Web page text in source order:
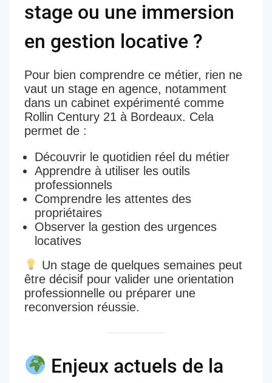
stage ou une immersion
en gestion locative ?
Pour bien comprendre ce métier, rien ne
vaut un stage en agence, notamment
dans un cabinet expérimenté comme
Rollin Century 21 à Bordeaux. Cela
permet de :
Découvrir le quotidien réel du métier
Apprendre à utiliser les outils
professionnels
Comprendre les attentes des
propriétaires
Observer la gestion des urgences
locatives
Un stage de quelques semaines peut
être décisif pour valider une orientation
professionnelle ou préparer une
reconversion réussie.
Enjeux actuels de la